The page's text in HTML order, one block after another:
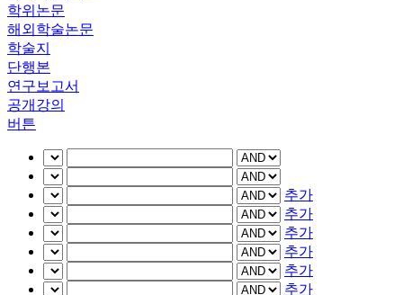
학위논문
해외학술논문
학술지
단행본
연구보고서
공개강의
버튼
추가
추가
추가
추가
추가
추가